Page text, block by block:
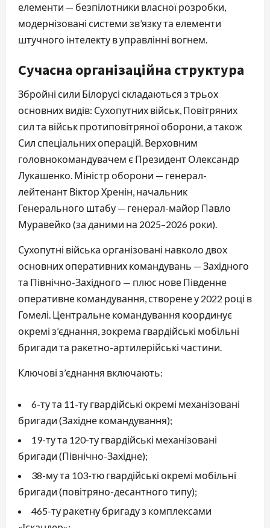
елементи — безпілотники власної розробки,
модернізовані системи зв’язку та елементи
штучного інтелекту в управлінні вогнем.
Сучасна організаційна структура
Збройні сили Білорусі складаються з трьох
основних видів: Сухопутних військ, Повітряних
сил та військ протиповітряної оборони, а також
Сил спеціальних операцій. Верховним
головнокомандувачем є Президент Олександр
Лукашенко. Міністр оборони — генерал-
лейтенант Віктор Хренін, начальник
Генерального штабу — генерал-майор Павло
Муравейко (за даними на 2025–2026 роки).
Сухопутні війська організовані навколо двох
основних оперативних командувань — Західного
та Північно-Західного — плюс нове Південне
оперативне командування, створене у 2022 році в
Гомелі. Центральне командування координує
окремі з’єднання, зокрема гвардійські мобільні
бригади та ракетно-артилерійські частини.
Ключові з’єднання включають:
6-ту та 11-ту гвардійські окремі механізовані
бригади (Західне командування);
19-ту та 120-ту гвардійські механізовані
бригади (Північно-Західне);
38-му та 103-тю гвардійські окремі мобільні
бригади (повітряно-десантного типу);
465-ту ракетну бригаду з комплексами